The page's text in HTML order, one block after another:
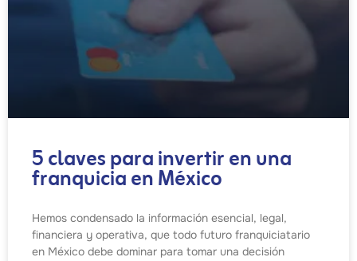
5 claves para invertir en una
franquicia en México
Hemos condensado la información esencial, legal,
financiera y operativa, que todo futuro franquiciatario
en México debe dominar para tomar una decisión